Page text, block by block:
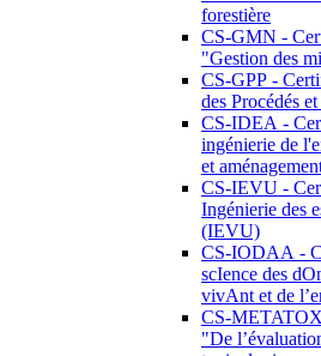
forestière
CS-GMN -
"Gestion des
CS-GPP -
des Procédés
CS-IDEA -
ingénierie de
et
CS-IEVU -
Ingénierie des
(IEVU)
CS-IODAA -
scIence des
vivAnt et de
CS-
"De